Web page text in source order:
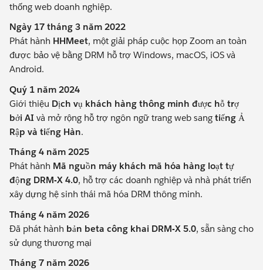
thống web doanh nghiệp.
Ngày 17 tháng 3 năm 2022
Phát hành HHMeet, một giải pháp cuộc họp Zoom an toàn
được bảo vệ bằng DRM hỗ trợ Windows, macOS, iOS và
Android.
Quý 1 năm 2024
Giới thiệu Dịch vụ khách hàng thông minh được hỗ trợ
bởi AI và mở rộng hỗ trợ ngôn ngữ trang web sang tiếng Ả
Rập và tiếng Hàn.
Tháng 4 năm 2025
Phát hành Mã nguồn máy khách mã hóa hàng loạt tự
động DRM-X 4.0, hỗ trợ các doanh nghiệp và nhà phát triển
xây dựng hệ sinh thái mã hóa DRM thông minh.
Tháng 4 năm 2026
Đã phát hành bản beta công khai DRM-X 5.0, sẵn sàng cho
sử dụng thương mại
Tháng 7 năm 2026